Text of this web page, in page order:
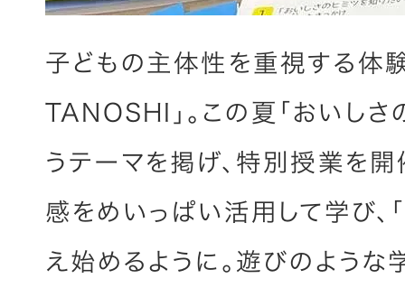
子どもの主体性を重視する体
TANOSHI」。この夏「おいしさ
うテーマを掲げ、特別授業を
感をめいっぱい活用して学び、
え始めるように。遊びのよう